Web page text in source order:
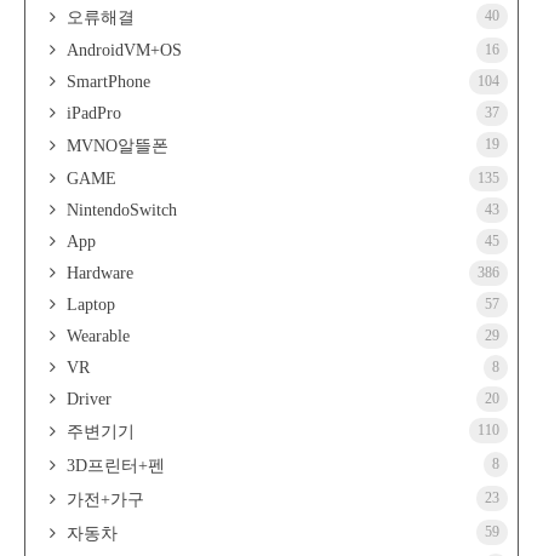
오류해결 40
AndroidVM+OS 16
SmartPhone 104
iPadPro 37
MVNO알뜰폰 19
GAME 135
NintendoSwitch 43
App 45
Hardware 386
Laptop 57
Wearable 29
VR 8
Driver 20
주변기기 110
3D프린터+펜 8
가전+가구 23
자동차 59